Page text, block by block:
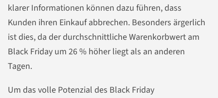
klarer Informationen können dazu führen, dass
Kunden ihren Einkauf abbrechen. Besonders ärgerlich
ist dies, da der durchschnittliche Warenkorbwert am
Black Friday um 26 % höher liegt als an anderen
Tagen.
Um das volle Potenzial des Black Friday